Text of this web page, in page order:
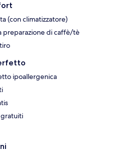
(con climatizzatore)
preparazione di caffè/tè
ipoallergenica